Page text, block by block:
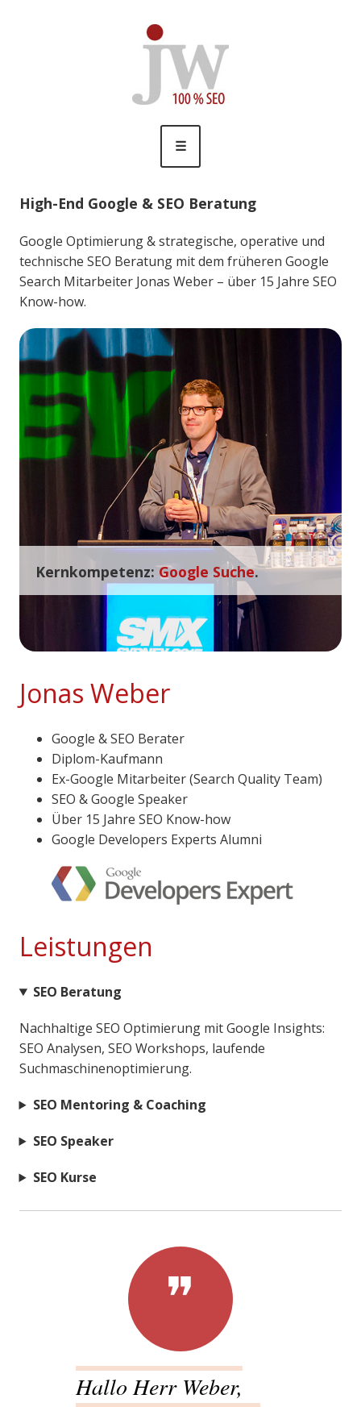
𝚓𝚘𝚗𝚊𝚜 𝚠𝚎𝚋𝚎𝚛
SEO & Online Marketing
☰
High-End Google & SEO Beratung
Google Optimierung & strategische, operative und
technische SEO Beratung mit dem früheren Google
Search Mitarbeiter Jonas Weber – über 15 Jahre SEO
Know-how.
Kernkompetenz:Google Suche.
Jonas Weber
Google & SEO Berater
Diplom-Kaufmann
Ex-Google Mitarbeiter (Search Quality Team)
SEO & Google Speaker
Über 15 Jahre SEO Know-how
Google Developers Experts Alumni
Leistungen
SEO Beratung
Nachhaltige SEO Optimierung mit Google Insights:
SEO Analysen, SEO Workshops, laufende
Suchmaschinenoptimierung.
SEO Mentoring & Coaching
SEO Speaker
SEO Kurse
Hallo Herr Weber,